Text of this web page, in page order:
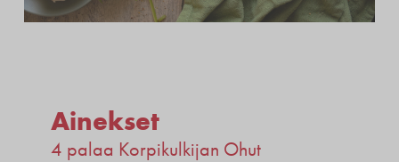
Ainekset
4 palaa Korpikulkijan Ohut